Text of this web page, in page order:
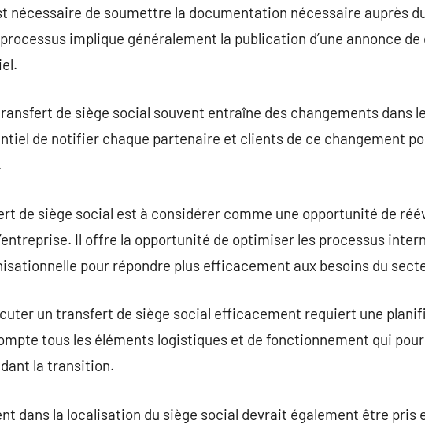
nécessaire de soumettre la documentation nécessaire auprès
implique généralement la publication d’une annonce
de siège social souvent entraîne des changements dans
de notifier chaque partenaire et clients de ce changement
de siège social est à considérer comme une opportunité de
Il offre la opportunité de optimiser les processus
pour répondre plus efficacement aux besoins du
un transfert de siège social efficacement requiert une
tous les éléments logistiques et de fonctionnement qui
la transition.
dans la localisation du siège social devrait également être pris